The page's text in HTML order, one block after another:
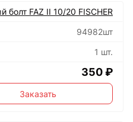
болт FAZ II 10/20 FISCHER
94982шт
1 шт.
350 ₽
Заказать